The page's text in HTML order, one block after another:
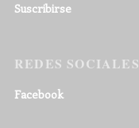
Suscribirse
REDES SOCIALES
Facebook